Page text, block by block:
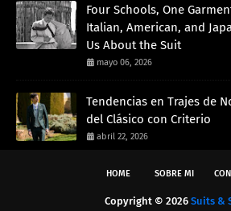
Four Schools, One
Italian, American, and
Us About the Suit
mayo 06, 2026
Tendencias en Trajes de
del Clásico con Criterio
abril 22, 2026
HOME SOBRE MI
Copyright © 2026 Suits &